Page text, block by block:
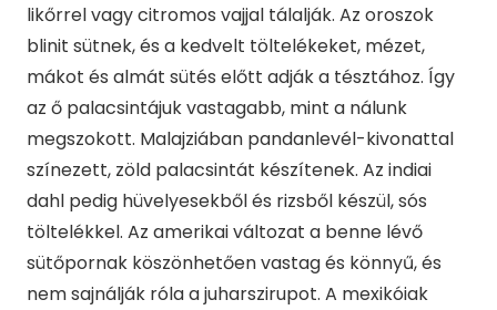
likőrrel vagy citromos vajjal tálalják. Az oroszok
blinit sütnek, és a kedvelt töltelékeket, mézet,
mákot és almát sütés előtt adják a tésztához. Így
az ő palacsintájuk vastagabb, mint a nálunk
megszokott. Malajziában pandanlevél-kivonattal
színezett, zöld palacsintát készítenek. Az indiai
dahl pedig hüvelyesekből és rizsből készül, sós
töltelékkel. Az amerikai változat a benne lévő
sütőpornak köszönhetően vastag és könnyű, és
nem sajnálják róla a juharszirupot. A mexikóiak